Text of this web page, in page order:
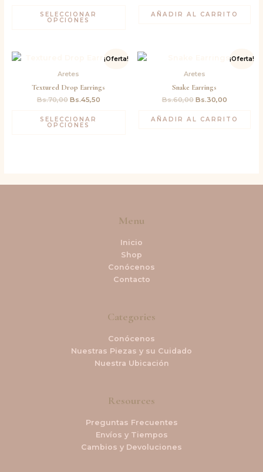
SELECCIONAR
OPCIONES
AÑADIR AL CARRITO
¡Oferta!
Aretes
Textured Drop Earrings
Bs.70,00
original
Bs.70,00.
Bs.45,50
precio
Bs.45,50.
SELECCIONAR
OPCIONES
¡Oferta!
Aretes
Snake Earrings
Bs.60,00
original
Bs.60,00.
Bs.30,00
precio
AÑADIR AL CARRITO
Menu
Inicio
Shop
Conócenos
Contacto
Categories
Conócenos
Nuestras Piezas y su Cuidado
Nuestra Ubicación
Resources
Preguntas Frecuentes
Envíos y Tiempos
Cambios y Devoluciones